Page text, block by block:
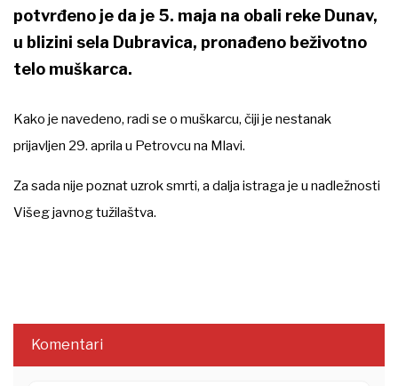
potvrđeno je da je 5. maja na obali reke Dunav,
u blizini sela Dubravica, pronađeno beživotno
telo muškarca.
Kako je navedeno, radi se o muškarcu, čiji je nestanak
prijavljen 29. aprila u Petrovcu na Mlavi.
Za sada nije poznat uzrok smrti, a dalja istraga je u nadležnosti
Višeg javnog tužilaštva.
Komentari